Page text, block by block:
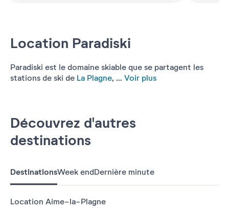
Location Paradiski
Paradiski est le domaine skiable que se partagent les
stations de ski de La Plagne, ... Voir plus
Découvrez d'autres
destinations
DestinationsWeek endDernière minute
Location Aime-la-Plagne